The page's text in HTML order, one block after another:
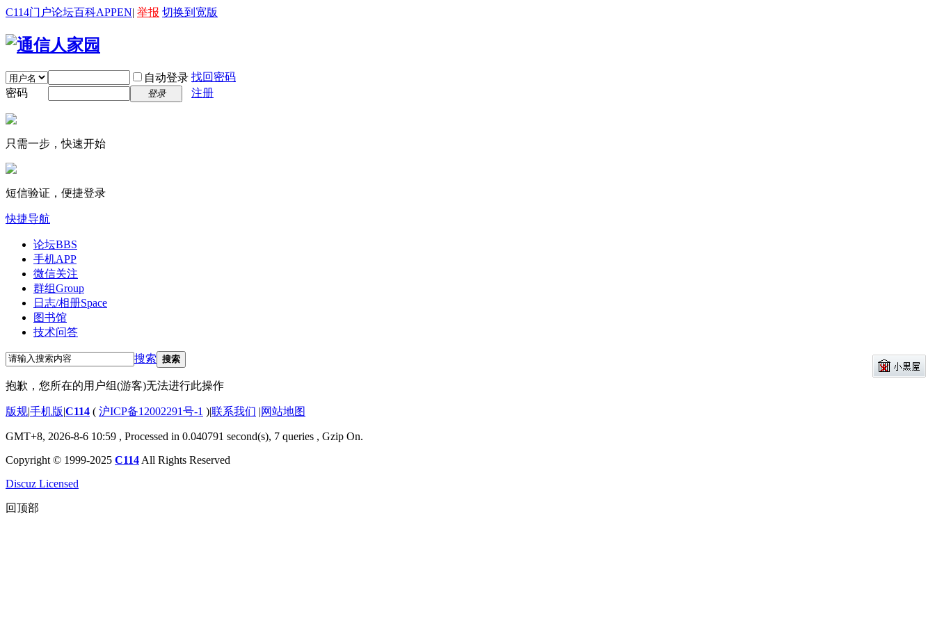
C114门户论坛百科APPEN| 举报 切换到宽版
自动登录 找回密码
密码
登录 注册
只需一步，快速开始
短信验证，便捷登录
快捷导航
论坛BBS
手机APP
微信关注
群组Group
日志/相册Space
图书馆
技术问答
搜索 搜索
抱歉，您所在的用户组(游客)无法进行此操作
版规|手机版|C114 ( 沪ICP备12002291号-1 )|联系我们 |网站地图
GMT+8, 2026-8-6 10:59 , Processed in 0.040791 second(s), 7 queries , Gzip On.
Copyright © 1999-2025 C114 All Rights Reserved
Discuz Licensed
回顶部